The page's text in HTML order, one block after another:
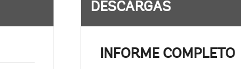
DESCARGAS
INFORME COMPLETO